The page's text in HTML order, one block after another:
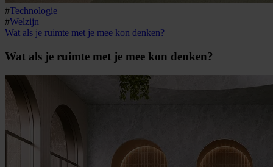
#Technologie
#Welzijn
Wat als je ruimte met je mee kon denken?
Wat als je ruimte met je mee kon denken?